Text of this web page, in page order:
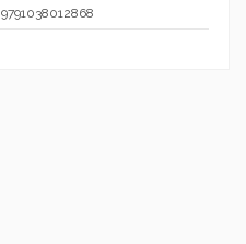
9791038012868